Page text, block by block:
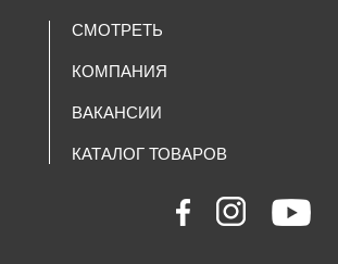
СМОТРЕТЬ
КОМПАНИЯ
ВАКАНСИИ
КАТАЛОГ ТОВАРОВ